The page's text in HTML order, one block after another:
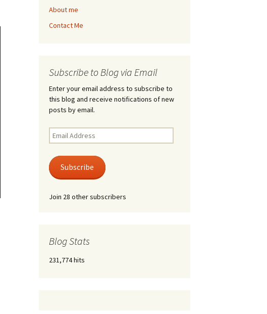
About me
Contact Me
Subscribe to Blog via Email
Enter your email address to subscribe to
this blog and receive notifications of new
posts by email.
Email
Address
Subscribe
Join 28 other subscribers
Blog Stats
231,774 hits